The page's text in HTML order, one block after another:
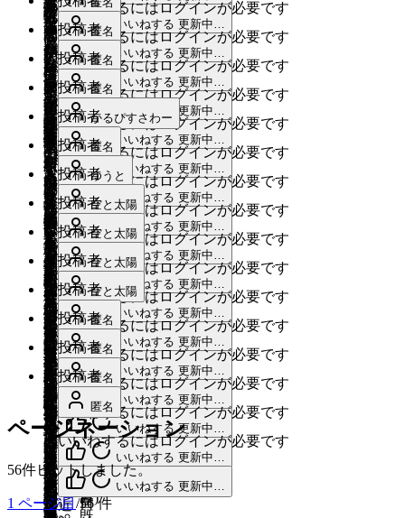
で
す。
今
ス
マ
ホ
時
間
に
ほ
と
ん
ど
を
費
や
し
て
い
る
青
少
年
期
の
子
ど
読
日
2025
年
1
月
18
日
既
読
作
成
日
2024
年
5
月
19
日
(2024
年
5
月
19
日
編
集
済
み)
既
読
こ
と
が
多
い
で
す)
学
校
以
外
の
子
ど
も
た
ち
と
繋
が
れ
る
場
作
成
日
2024
年
5
月
8
日
既
読
設
や
幼
稚
園、
学
校、
大
型
の
公
園
な
ど
が
含
ま
れ
た
住
宅
地
が
で
き
る
計
危
な
い。
監
視
カ
メ
ラ
も
も
う
少
し
増
や
し
て
欲
し
い。
ス
ピ
ー
ド
を
出
し
公
園
が
ほ
し
い
な。
大
き
な
遊
具
も
た
く
さ
ん
あ
っ
て、
駐
車
場
に
も
困
ら
心
し
て
外
出
や
登
校
で
き
れ
ば
い
い
な。
河
内
長
野
長
野
駅
前、
周
辺
に
緑
危
な
い
で
す。
通
学
路
を
広
く
歩
き
や
す
く
し
て
欲
し
い
で
す。
作
成
日
合
遊
具
が
あ
る
公
園
が
あ
る
と
い
い。
坂
道
ば
か
り
で
自
転
車
の
練
習
が
公
園
が
ほ
し
い
作
成
日
2024
年
4
月
29
日
(2024
年
4
月
29
日
編
集
済
み)
れ
ば
い
い
な
～
作
成
日
2024
年
4
月
27
日
既
読
危
な
い
で
す。
歩
行
者
も
自
転
車
も
車
も
安
全
に
通
れ
る
よ
う
に
し
て
ほ
が
あ
る
と
い
い
と
思
い
ま
す。
あ
と、
働
け
る
場
所
が
な
い
の
は
不
便
で
す。
い
作
成
日
2024
年
4
月
27
日
既
読
本
屋
さ
ん、
漫
画
喫
茶
が
ほ
し
い
作
成
日
2024
年
4
月
27
日
既
読
いいねする 更新中…
市
の
よ
う
に
公
園
の
中
に
飲
食
店
や
キ
ャ
ン
プ
場
な
ど
を
作
っ
て
ほ
し
いいねするにはログインが必要です
いいねする 更新中…
の
つ
な
が
り
が
感
じ
ら
れ
な
く
て
寂
し
い
も
う
ち
ょ
っ
と
モ
ッ
ク
ル
く
いいねするにはログインが必要です
いいねする 更新中…
本
一
の
何
か
を
作
っ
て
ほ
し
い
で
す。
例
え
ば、
日
本
一
の
ア
ス
レ
チ
ッ
ク。
匿名
いいねするにはログインが必要です
いいねする 更新中…
き
れ
い
な
学
校
を
作
っ
て
み
ん
な
バ
ス
や
歩
き
で
そ
こ
に
通
う。
友
達
投稿者
匿名
いいねするにはログインが必要です
いいねする 更新中…
各
地
域
で、
若
い
人
の
ニ
ー
ズ
を
汲
み
上
げ
て
把
握
し
て、
社
会
や
地
投稿者
匿名
いいねするにはログインが必要です
いいねする 更新中…
大
き
く
て
1
つ
に
纏
ま
っ
た
シ
ョ
ピ
ン
グ
モ
ー
ル
が
欲
し
い
投稿者
かるぴすさわー
いいねするにはログインが必要です
いいねする 更新中…
路
駐
の
少
な
い
町、
で
す
か
ね
作
成
日
2024
年
4
月
21
日
投稿者
匿名
いいねするにはログインが必要です
いいねする 更新中…
私
が
考
え
る
若
者
に
と
っ
て
住
み
や
す
い
町
と
は、
「近
投稿者
ゆうと
いいねするにはログインが必要です
いいねする 更新中…
・
教
室
が
せ
ま
い。
他
の
学
校
の
友
達
は
2
つ
の
教
投稿者
空と太陽
いいねするにはログインが必要です
いいねする 更新中…
・
学
校
の
教
科
書
が
重
す
ぎ
る。
ラ
ン
ド
セ
ル
投稿者
空と太陽
いいねするにはログインが必要です
いいねする 更新中…
・
市
制
70
周
年
の
メ
タ
バ
ー
ス
内
の
動
画
投稿者
空と太陽
いいねするにはログインが必要です
いいねする 更新中…
・
給
食
の
食
器
が
銀
の
食
器
な
の
で
投稿者
空と太陽
いいねするにはログインが必要です
いいねする 更新中…
産
婦
人
科
が
少
な
す
ぎ
る。
健
診
投稿者
匿名
いいねするにはログインが必要です
いいねする 更新中…
南
花
台
か
ら
キ
ッ
ク
ス
ま
で
投稿者
匿名
いいねするにはログインが必要です
いいねする 更新中…
市
内
に
大
き
な
遊
具
の
投稿者
匿名
いいねするにはログインが必要です
いいねする 更新中…
給
食
費
を
無
償
化
し
投稿者
匿名
いいねするにはログインが必要です
いいねする 更新中…
ページネーション
56件ヒットしました。
1 ページ目 /56件